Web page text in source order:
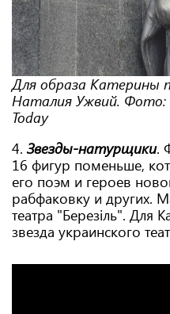
Для образа Катерины
Наталия Ужвий. Фото:
Today
4.Звезды-натурщики.
16 фигур поменьше,
его поэм и героев
рабфаковку и других.
театра "Березіль". Для
звезда украинского